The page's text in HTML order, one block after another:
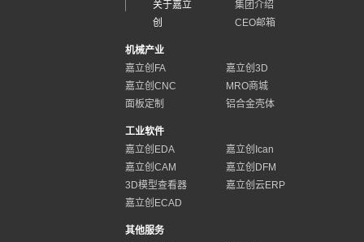
关于嘉立
创
集团介绍
CEO邮箱
机械产业
嘉立创FA
嘉立创3D
嘉立创CNC
MRO商城
面板定制
铝合金壳体
工业软件
嘉立创EDA
嘉立创Ican
嘉立创CAM
嘉立创DFM
3D模型查看器
嘉立创云ERP
嘉立创ECAD
其他服务